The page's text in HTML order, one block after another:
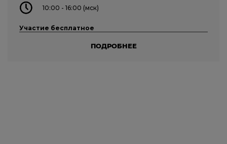
10:00 - 16:00 (мск)
Участие бесплатное
ПОДРОБНЕЕ